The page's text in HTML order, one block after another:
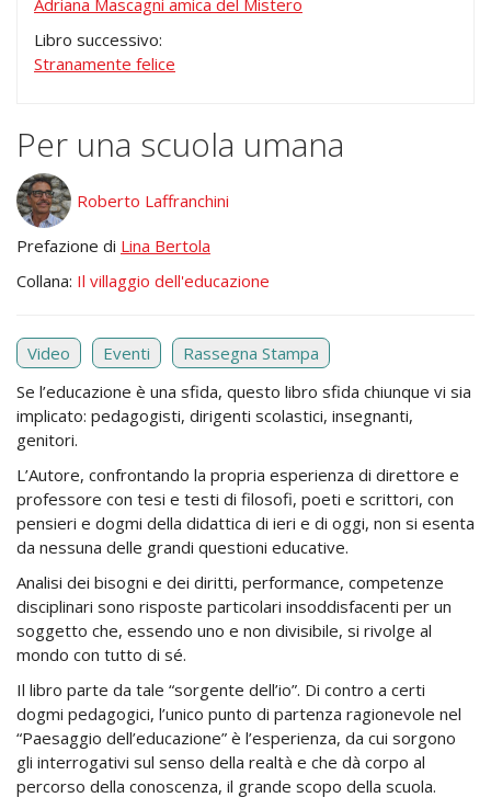
Adriana Mascagni amica del Mistero
Libro successivo:
Stranamente felice
Per una scuola umana
Roberto Laffranchini
Prefazione di Lina Bertola
Collana: Il villaggio dell'educazione
Video Eventi
Rassegna Stampa
Se l’educazione è una sfida, questo libro sfida chiunque vi sia
implicato: pedagogisti, dirigenti scolastici, insegnanti,
genitori.
L’Autore, confrontando la propria esperienza di direttore e
professore con tesi e testi di filosofi, poeti e scrittori, con
pensieri e dogmi della didattica di ieri e di oggi, non si esenta
da nessuna delle grandi questioni educative.
Analisi dei bisogni e dei diritti, performance, competenze
disciplinari sono risposte particolari insoddisfacenti per un
soggetto che, essendo uno e non divisibile, si rivolge al
mondo con tutto di sé.
Il libro parte da tale “sorgente dell’io”. Di contro a certi
dogmi pedagogici, l’unico punto di partenza ragionevole nel
“Paesaggio dell’educazione” è l’esperienza, da cui sorgono
gli interrogativi sul senso della realtà e che dà corpo al
percorso della conoscenza, il grande scopo della scuola.